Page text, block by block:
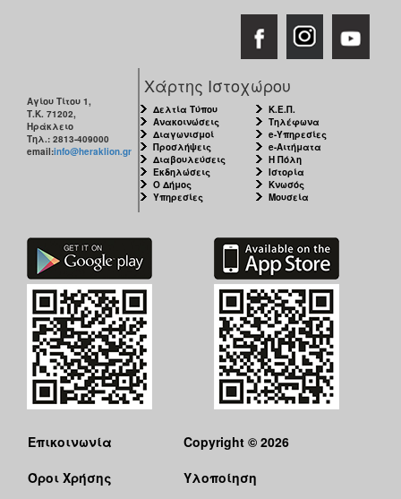
Αγίου Τίτου 1,
Τ.Κ. 71202,
Ηράκλειο
Τηλ.: 2813-409000
email:info@heraklion.gr
Χάρτης Ιστοχώρου
Δελτία Τύπου
Ανακοινώσεις
Διαγωνισμοί
Προσλήψεις
Διαβουλεύσεις
Εκδηλώσεις
Ο Δήμος
Υπηρεσίες
Κ.Ε.Π.
Τηλέφωνα
e-Υπηρεσίες
e-Αιτήματα
Η Πόλη
Ιστορία
Κνωσός
Μουσεία
Επικοινωνία
Όροι Χρήσης
Copyright © 2026
Υλοποίηση